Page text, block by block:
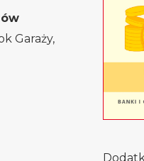
Garaży,